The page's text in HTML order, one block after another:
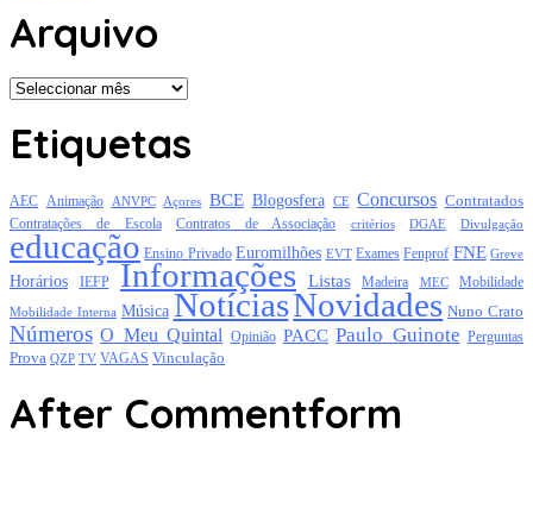
Arquivo
Arquivo
Etiquetas
AEC Animação ANVPC Açores BCE Blogosfera CE Concursos Contratados
Contratações de Escola Contratos de Associação critérios DGAE Divulgação
educação Ensino Privado Euromilhões EVT Exames Fenprof FNE Greve
Horários IEFP Informações Listas Madeira MEC Mobilidade
Mobilidade Interna Música NotíciasNovidades Nuno Crato
Números O Meu Quintal Opinião PACC Paulo Guinote Perguntas
Prova QZP TV VAGAS Vinculação
After Commentform